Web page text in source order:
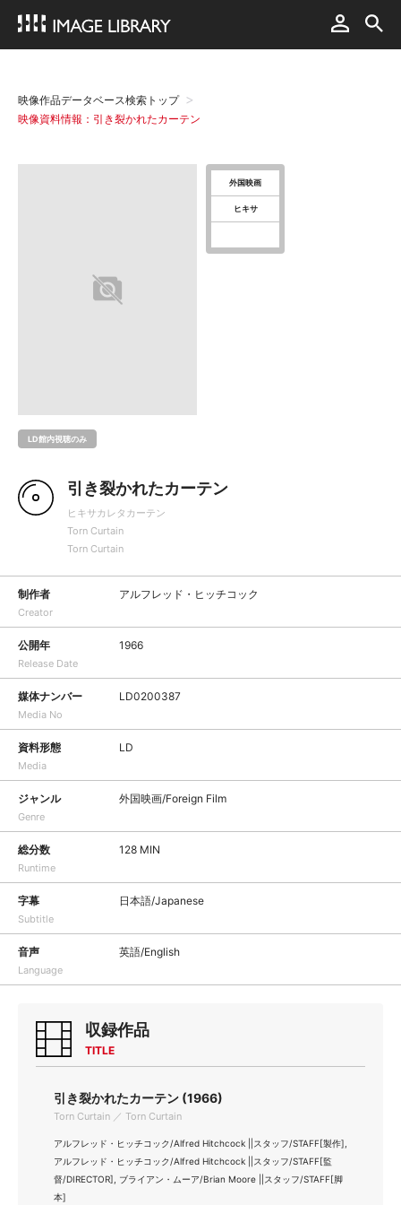
映像作品データベース検索トップ
映像資料情報：引き裂かれたカーテン
LD館内視聴のみ
外国映画
ヒキサ
引き裂かれたカーテン
ヒキサカレタカーテン
Torn Curtain
Torn Curtain
制作者
Creator
アルフレッド・ヒッチコック
公開年
Release Date
1966
媒体ナンバー
Media No
LD0200387
資料形態
Media
LD
ジャンル
Genre
外国映画/Foreign Film
総分数
Runtime
128 MIN
字幕
Subtitle
日本語/Japanese
音声
Language
英語/English
収録作品
TITLE
引き裂かれたカーテン (1966)
Torn Curtain ／ Torn Curtain
アルフレッド・ヒッチコック/Alfred Hitchcock ||スタッフ/STAFF[製作],
アルフレッド・ヒッチコック/Alfred Hitchcock ||スタッフ/STAFF[監
督/DIRECTOR], ブライアン・ムーア/Brian Moore ||スタッフ/STAFF[脚
本]